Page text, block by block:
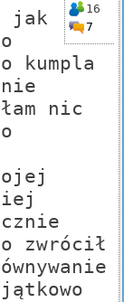
16
7
jak
kumpla
nic
zwrócił